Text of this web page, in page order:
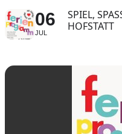
06
JUL
SPIEL,
OFSTATT